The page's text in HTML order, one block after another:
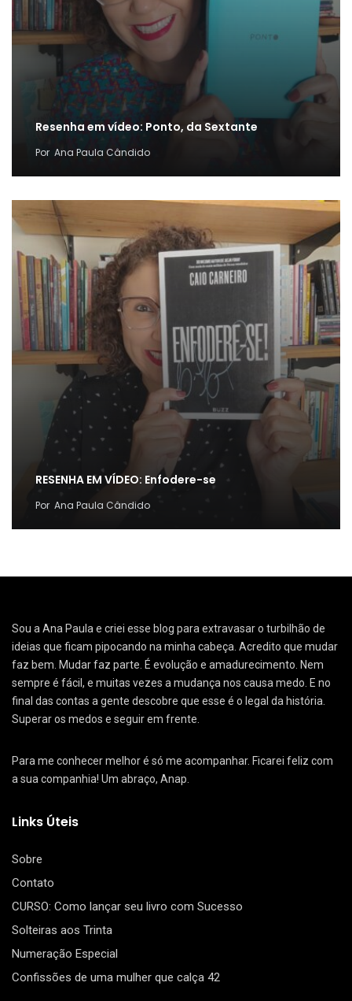
Resenha em vídeo: Ponto, da Sextante
Por Ana Paula Cândido
RESENHA EM VÍDEO: Enfodere-se
Por Ana Paula Cândido
Sou a Ana Paula e criei esse blog para extravasar o turbilhão de
ideias que ficam pipocando na minha cabeça. Acredito que mudar
faz bem. Mudar faz parte. É evolução e amadurecimento. Nem
sempre é fácil, e muitas vezes a mudança nos causa medo. E no
final das contas a gente descobre que esse é o legal da história.
Superar os medos e seguir em frente.
Para me conhecer melhor é só me acompanhar. Ficarei feliz com
a sua companhia! Um abraço, Anap.
Links Úteis
Sobre
Contato
CURSO: Como lançar seu livro com Sucesso
Solteiras aos Trinta
Numeração Especial
Confissões de uma mulher que calça 42